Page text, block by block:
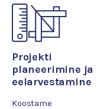
Projekti
planeerimine ja
eelarvestamine
Koostame